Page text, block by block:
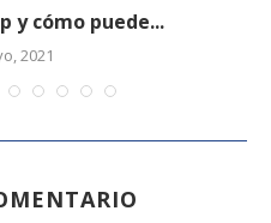
y cómo puede...
2021